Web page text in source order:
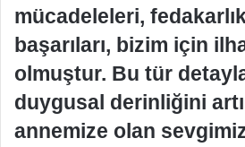
mücadeleleri,
başarıları, bizim için
olmuştur. Bu tür
duygusal derinliğini
annemize olan